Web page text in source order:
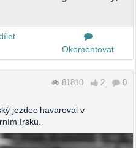
Okomentovat
81810 2 0
jezdec havaroval v
Irsku.